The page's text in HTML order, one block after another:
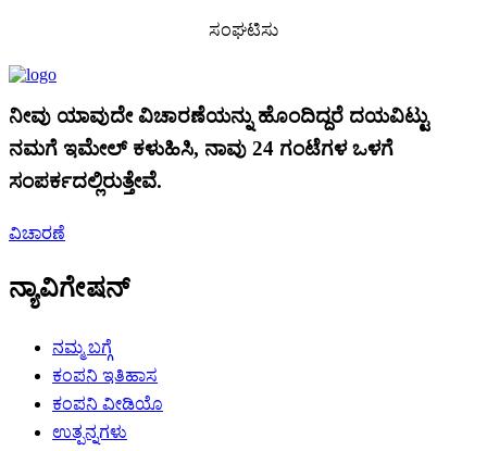
ಸಂಘಟಿಸು
ನೀವು ಯಾವುದೇ ವಿಚಾರಣೆಯನ್ನು ಹೊಂದಿದ್ದರೆ ದಯವಿಟ್ಟು
ನಮಗೆ ಇಮೇಲ್ ಕಳುಹಿಸಿ, ನಾವು 24 ಗಂಟೆಗಳ ಒಳಗೆ
ಸಂಪರ್ಕದಲ್ಲಿರುತ್ತೇವೆ.
ವಿಚಾರಣೆ
ನ್ಯಾವಿಗೇಷನ್
ನಮ್ಮ ಬಗ್ಗೆ
ಕಂಪನಿ ಇತಿಹಾಸ
ಕಂಪನಿ ವೀಡಿಯೊ
ಉತ್ಪನ್ನಗಳು